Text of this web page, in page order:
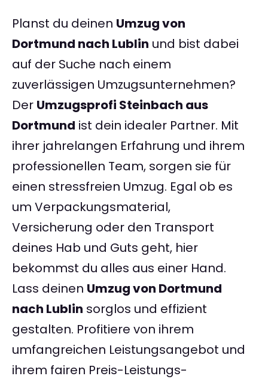
Planst du deinen Umzug von
Dortmund nach Lublin und bist dabei
auf der Suche nach einem
zuverlässigen Umzugsunternehmen?
Der Umzugsprofi Steinbach aus
Dortmund ist dein idealer Partner. Mit
ihrer jahrelangen Erfahrung und ihrem
professionellen Team, sorgen sie für
einen stressfreien Umzug. Egal ob es
um Verpackungsmaterial,
Versicherung oder den Transport
deines Hab und Guts geht, hier
bekommst du alles aus einer Hand.
Lass deinen Umzug von Dortmund
nach Lublin sorglos und effizient
gestalten. Profitiere von ihrem
umfangreichen Leistungsangebot und
ihrem fairen Preis-Leistungs-